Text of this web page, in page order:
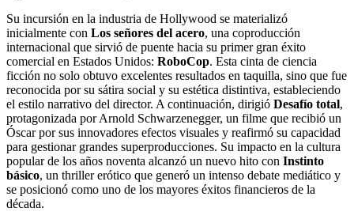
Su incursión en la industria de Hollywood se materializó
inicialmente con Los señores del acero, una coproducción
internacional que sirvió de puente hacia su primer gran éxito
comercial en Estados Unidos: RoboCop. Esta cinta de ciencia
ficción no solo obtuvo excelentes resultados en taquilla, sino que fue
reconocida por su sátira social y su estética distintiva, estableciendo
el estilo narrativo del director. A continuación, dirigió Desafío total,
protagonizada por Arnold Schwarzenegger, un filme que recibió un
Óscar por sus innovadores efectos visuales y reafirmó su capacidad
para gestionar grandes superproducciones. Su impacto en la cultura
popular de los años noventa alcanzó un nuevo hito con Instinto
básico, un thriller erótico que generó un intenso debate mediático y
se posicionó como uno de los mayores éxitos financieros de la
década.